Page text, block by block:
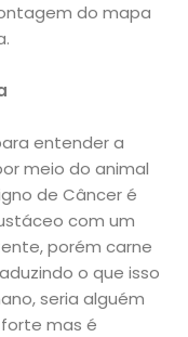
do mapa
entender a
meio do animal
de Câncer é
com um
porém carne
o que isso
seria alguém
mas é